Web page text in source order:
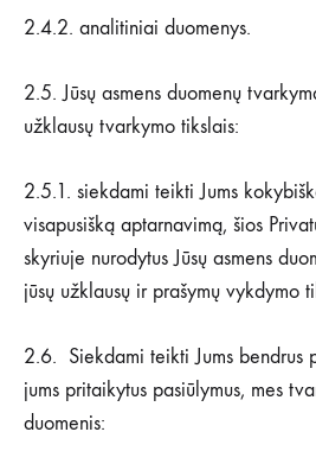
2.4.2. analitiniai duomenys.
2.5. Jūsų asmens duomenų
užklausų tvarkymo tikslais:
2.5.1. siekdami teikti Jums
visapusišką aptarnavimą, šios
skyriuje nurodytus Jūsų asmens
jūsų užklausų ir prašymų vykdymo
2.6. Siekdami teikti Jums bendrus
jums pritaikytus pasiūlymus, mes
duomenis: